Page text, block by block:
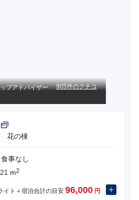
905件のクチコ
花の棟
食事なし
m2
イト＋宿泊合計の目安 96,000 円